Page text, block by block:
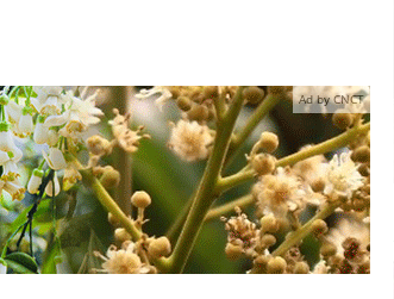
Ad by CNCT